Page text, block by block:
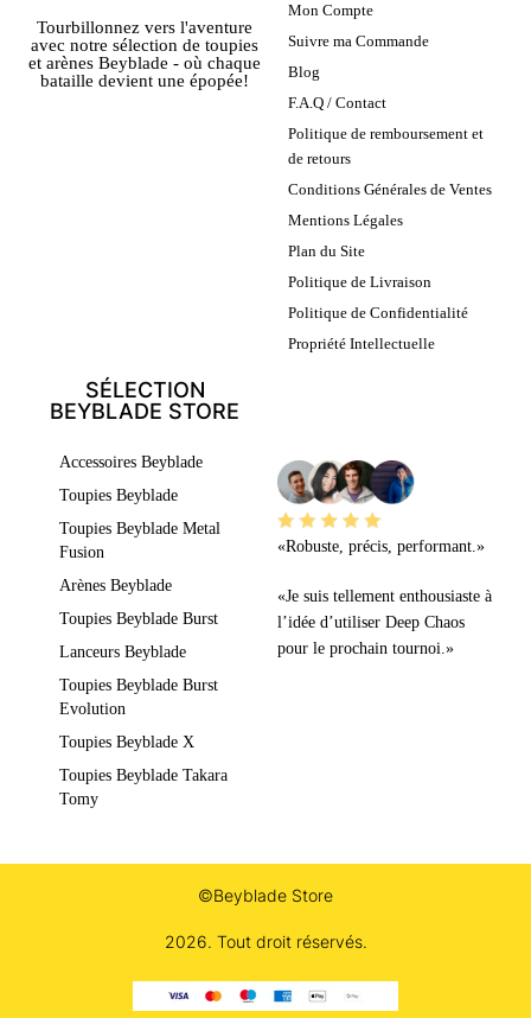
Tourbillonnez vers l'aventure
avec notre sélection de toupies
et arènes Beyblade - où chaque
bataille devient une épopée!
Mon Compte
Suivre ma Commande
Blog
F.A.Q / Contact
Politique de remboursement et
de retours
Conditions Générales de Ventes
Mentions Légales
Plan du Site
Politique de Livraison
Politique de Confidentialité
Propriété Intellectuelle
SÉLECTION
BEYBLADE STORE
Accessoires Beyblade
Toupies Beyblade
Toupies Beyblade Metal
Fusion
Arènes Beyblade
Toupies Beyblade Burst
Lanceurs Beyblade
Toupies Beyblade Burst
Evolution
Toupies Beyblade X
Toupies Beyblade Takara
Tomy
«Robuste, précis, performant.»
«Je suis tellement enthousiaste à
l’idée d’utiliser Deep Chaos
pour le prochain tournoi.»
©Beyblade Store
2026. Tout droit réservés.